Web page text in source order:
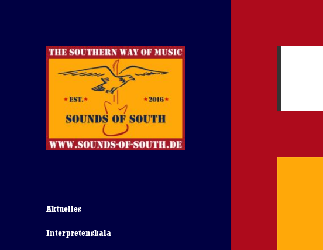
Aktuelles
Interpretenskala